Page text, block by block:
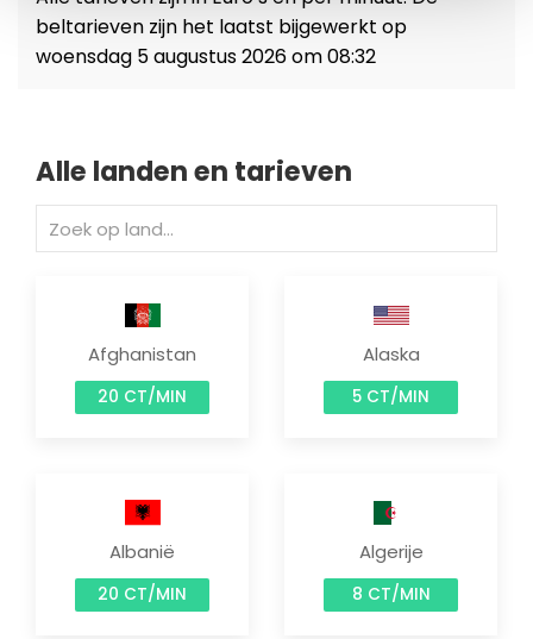
beltarieven zijn het laatst bijgewerkt op
woensdag 5 augustus 2026 om 08:32
Alle landen en tarieven
Afghanistan
20 CT/MIN
Alaska
5 CT/MIN
Albanië
20 CT/MIN
Algerije
8 CT/MIN